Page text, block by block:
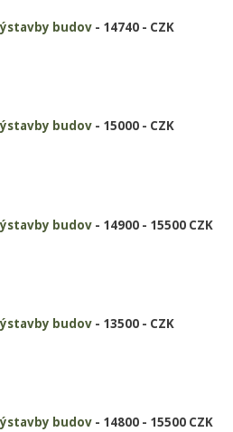
budov - 14740 - CZK
budov - 15000 - CZK
budov - 14900 - 15500 CZK
budov - 13500 - CZK
budov - 14800 - 15500 CZK